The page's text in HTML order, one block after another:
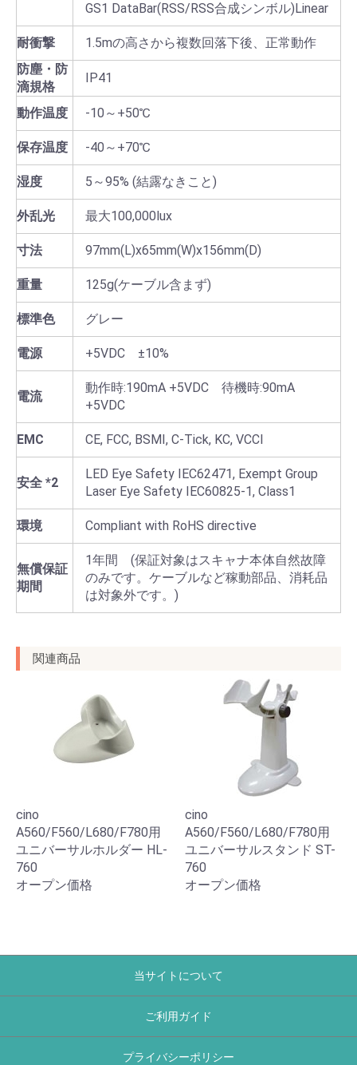
GS1 DataBar(RSS/RSS合成シンボル)Linear
耐衝撃
1.5mの高さから複数回落下後、正常動作
防塵・防
滴規格
IP41
動作温度 -10～+50℃
保存温度 -40～+70℃
湿度 5～95% (結露なきこと)
外乱光 最大100,000lux
寸法 97mm(L)x65mm(W)x156mm(D)
重量 125g(ケーブル含まず)
標準色 グレー
電源 +5VDC ±10%
電流
動作時:190mA +5VDC 待機時:90mA
+5VDC
EMC CE, FCC, BSMI, C-Tick, KC, VCCI
安全 *2
LED Eye Safety IEC62471, Exempt Group
Laser Eye Safety IEC60825-1, Class1
環境 Compliant with RoHS directive
無償保証
期間
1年間 (保証対象はスキャナ本体自然故障
のみです。ケーブルなど稼動部品、消耗品
は対象外です。)
関連商品
cino
A560/F560/L680/F780用
ユニバーサルホルダー HL-
760
オープン価格
cino
A560/F560/L680/F780用
ユニバーサルスタンド ST-
760
オープン価格
当サイトについて
ご利用ガイド
プライバシーポリシー